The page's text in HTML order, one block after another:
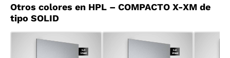
Otros colores en HPL – COMPACTO X-XM de
tipo SOLID